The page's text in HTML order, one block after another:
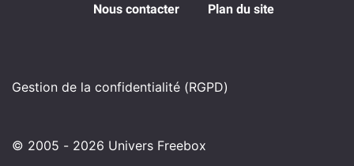
Nous contacter Plan du site
Gestion de la confidentialité (RGPD)
© 2005 - 2026 Univers Freebox